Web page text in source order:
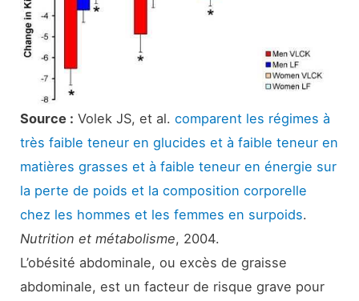
Source : Volek JS, et al.comparent les régimes à
très faible teneur en glucides et à faible teneur en
matières grasses et à faible teneur en énergie sur
la perte de poids et la composition corporelle
chez les hommes et les femmes en surpoids.
Nutrition et métabolisme, 2004.
L’obésité abdominale, ou excès de graisse
abdominale, est un facteur de risque grave pour